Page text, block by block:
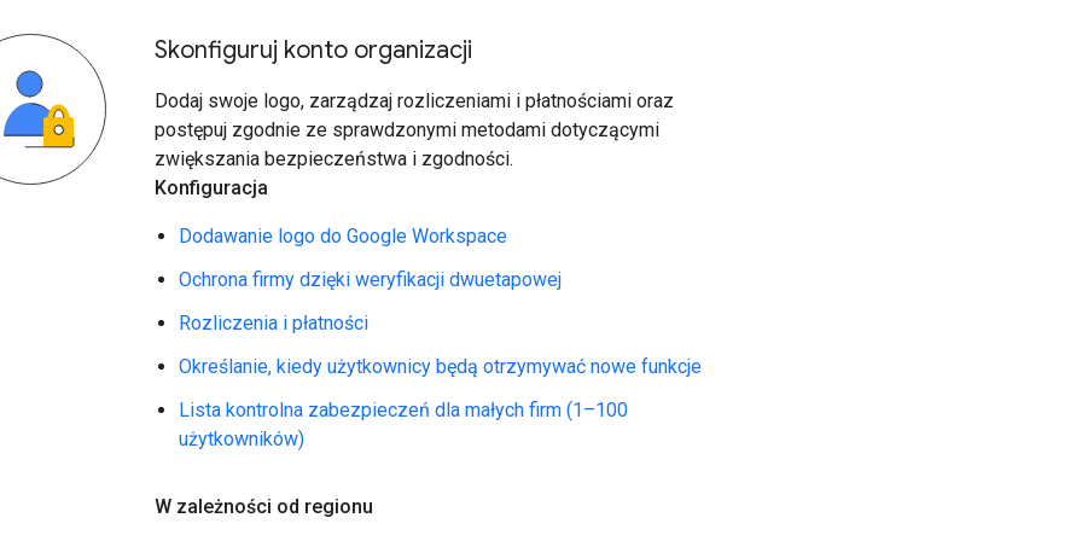
Skonfiguruj konto organizacji
Dodaj swoje logo, zarządzaj rozliczeniami i płatnościami oraz
postępuj zgodnie ze sprawdzonymi metodami dotyczącymi
zwiększania bezpieczeństwa i zgodności.
Konfiguracja
Dodawanie logo do Google Workspace
Ochrona firmy dzięki weryfikacji dwuetapowej
Rozliczenia i płatności
Określanie, kiedy użytkownicy będą otrzymywać nowe funkcje
Lista kontrolna zabezpieczeń dla małych firm (1–100
użytkowników)
W zależności od regionu